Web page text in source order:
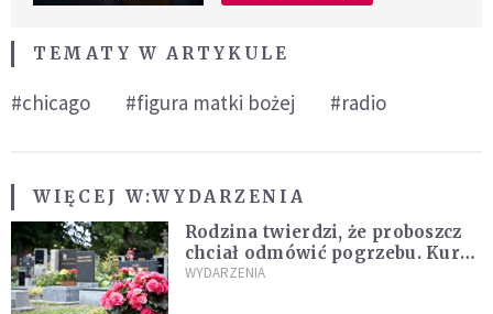
TEMATY W ARTYKULE
#chicago #figura matki bożej #radio
WIĘCEJ W:WYDARZENIA
Rodzina twierdzi, że proboszcz
chciał odmówić pogrzebu. Kuria
zapowiada wyjaśnienia
WYDARZENIA